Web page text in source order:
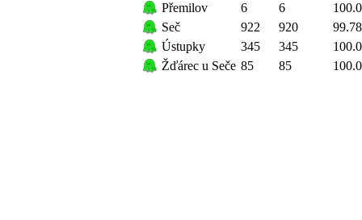
Přemilov
6 6
Seč
922 920
99.78
Ústupky
345 345
Žďárec u Seče 85 85